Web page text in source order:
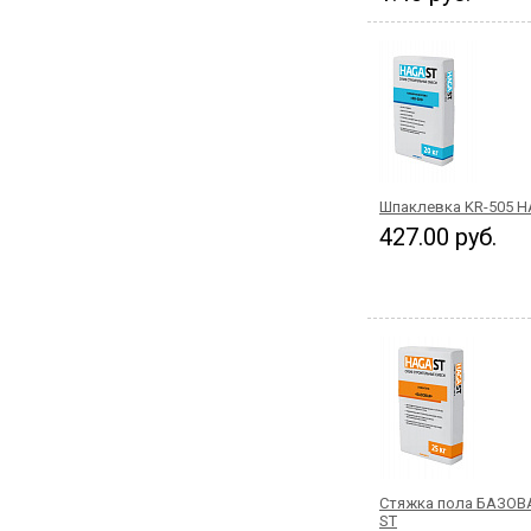
Шпаклевка KR-505
427.00 руб.
Стяжка пола
ST